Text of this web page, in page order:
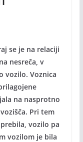
se je na relaciji
nesreča, v
vozilo. Voznica
na nasprotno
Pri tem
vozilo pa
vozilom je bila